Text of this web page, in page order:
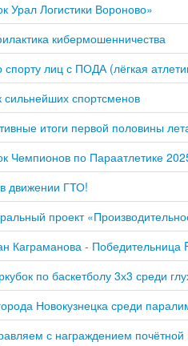
Урал Логистики Вороново»
кибермошенничества
спорту лиц с ПОДА (лёгкая
сильнейших спортсменов
итоги первой половины
Чемпионов по Параатлетике
движении ГТО!
проект
Каграманова - Победительница
по баскетболу 3х3 среди
Новокузнецка среди
с награждением почётной